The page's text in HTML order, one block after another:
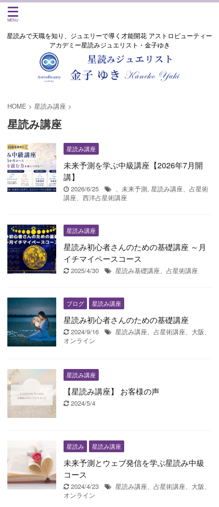
星読みで天職を知り、ジュエリーで導く才能開花 アストロビューティー
アカデミー星読みジュエリスト・金子ゆき
HOME > 星読み講座 >
星読み講座
星読み講座
未来予測を学ぶ中級講座【2026年7月開
講】
2026/6/25 、未来予測, 星読み講座、占星術
講座、西洋占星術講座
星読み講座
星読み初心者さんのための基礎講座 ～月
イチマイペースコース
2025/4/30 星読み基礎講座、占星術講座
ブログ 星読み講座
星読み初心者さんのための基礎講座
2024/9/16
星読み講座、占星術講座、大阪、
オンライン
星読み講座
【星読み講座】 お客様の声
2024/5/4
星読み 星読み講座
未来予測とウェブ発信を学ぶ星読み中級
コース
2024/4/23
星読み講座、占星術講座、大阪、
オンライン